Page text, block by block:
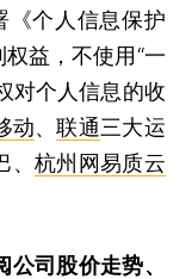
《个人信息保护
益，不使用“一
对个人信息的收
动、联通三大运
杭州网易质云
公司股价走势、